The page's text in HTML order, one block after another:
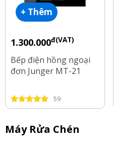
+ Thêm
1.300.000đ(VAT)
Bếp điện hồng ngoại
đơn Junger MT-21
59
Máy Rửa Chén